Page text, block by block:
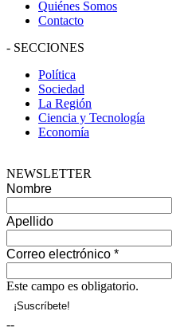
Quiénes Somos
Contacto
- SECCIONES
Política
Sociedad
La Región
Ciencia y Tecnología
Economía
NEWSLETTER
Nombre
Apellido
Correo electrónico *
Este campo es obligatorio.
--